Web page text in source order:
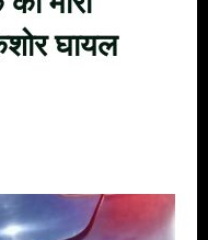
घायल